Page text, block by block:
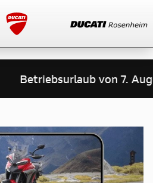
Betriebsurlaub von 7.